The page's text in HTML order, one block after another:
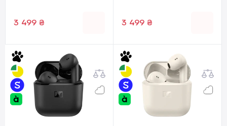
3 499 ₴ 3 499 ₴